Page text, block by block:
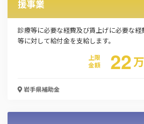
援事業
診療等に必要な経費及び賃上げに必要な
等に対して給付金を支給します。
上限
金額
22万
岩手県補助金